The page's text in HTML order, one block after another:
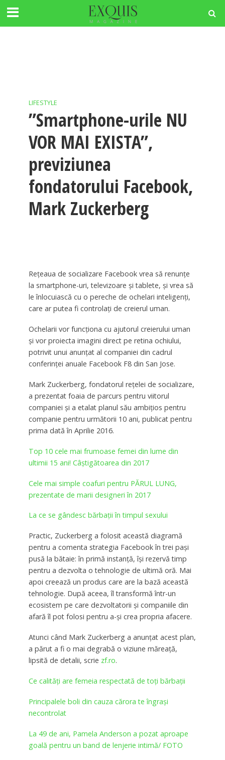
LIFESTYLE
”Smartphone-urile NU
VOR MAI EXISTA”,
previziunea
fondatorului Facebook,
Mark Zuckerberg
Reţeaua de socializare Facebook vrea să renunţe
la smartphone-uri, televizoare şi tablete, şi vrea să
le înlocuiască cu o pereche de ochelari inteligenţi,
care ar putea fi controlaţi de creierul uman.
Ochelarii vor funcţiona cu ajutorul creierului uman
şi vor proiecta imagini direct pe retina ochiului,
potrivit unui anunţat al companiei din cadrul
conferinţei anuale Facebook F8 din San Jose.
Mark Zuckerberg, fondatorul reţelei de socializare,
a prezentat foaia de parcurs pentru viitorul
companiei şi a etalat planul său ambiţios pentru
companie pentru următorii 10 ani, publicat pentru
prima dată în Aprilie 2016.
Top 10 cele mai frumoase femei din lume din
ultimii 15 ani! Câştigătoarea din 2017
Cele mai simple coafuri pentru PĂRUL LUNG,
prezentate de marii designeri în 2017
La ce se gândesc bărbații în timpul sexului
Practic, Zuckerberg a folosit această diagramă
pentru a comenta strategia Facebook în trei paşi
pusă la bătaie: în primă instanţă, îşi rezervă timp
pentru a dezvolta o tehnologie de ultimă oră. Mai
apoi creează un produs care are la bază această
tehnologie. După aceea, îl transformă într-un
ecosistem pe care dezvoltatorii şi companiile din
afară îl pot folosi pentru a-şi crea propria afacere.
Atunci când Mark Zuckerberg a anunţat acest plan,
a părut a fi o mai degrabă o viziune măreaţă,
lipsită de detalii, scrie zf.ro.
Ce calități are femeia respectată de toți bărbații
Principalele boli din cauza cărora te îngrași
necontrolat
La 49 de ani, Pamela Anderson a pozat aproape
goală pentru un band de lenjerie intimă/ FOTO